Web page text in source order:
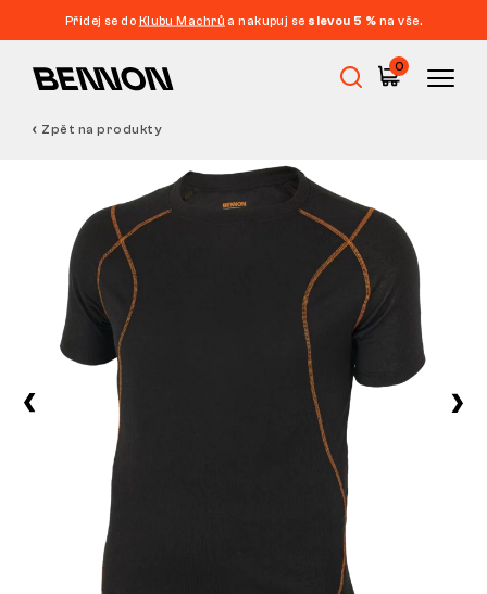
Přidej se do Klubu Machrů a nakupuj se slevou 5 % na vše.
0
Pracovní obuv
Barefoot
Outdoor
Volnočasová obuv
Tactical
Zpět na produkty